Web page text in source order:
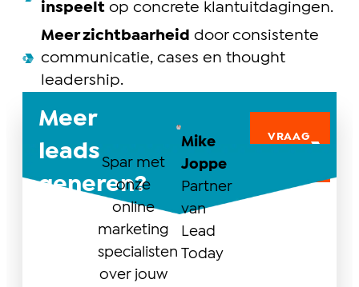
inspeeltop concrete klantuitdagingen.
Meer zichtbaarheid door consistente
communicatie, cases en thought
leadership.
Meer
leads
generen?
Spar met
onze
online
marketing
specialisten
over jouw
Mike
Joppe
Partner
van
Lead
Today
VRAAG